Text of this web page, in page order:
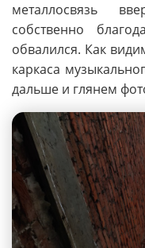
металлосвязь
собственно
обвалился. Как
каркаса
дальше и глянем